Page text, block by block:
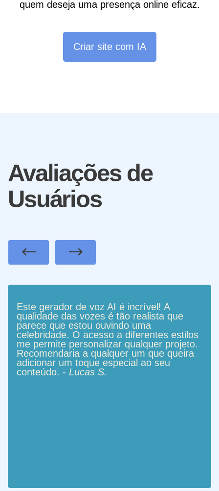
quem deseja uma presença online eficaz.
Criar site com IA
Avaliações de
Usuários
Este gerador de voz AI é incrível! A
qualidade das vozes é tão realista que
parece que estou ouvindo uma
celebridade. O acesso a diferentes estilos
me permite personalizar qualquer projeto.
Recomendaria a qualquer um que queira
adicionar um toque especial ao seu
conteúdo. - Lucas S.
PreviousNext